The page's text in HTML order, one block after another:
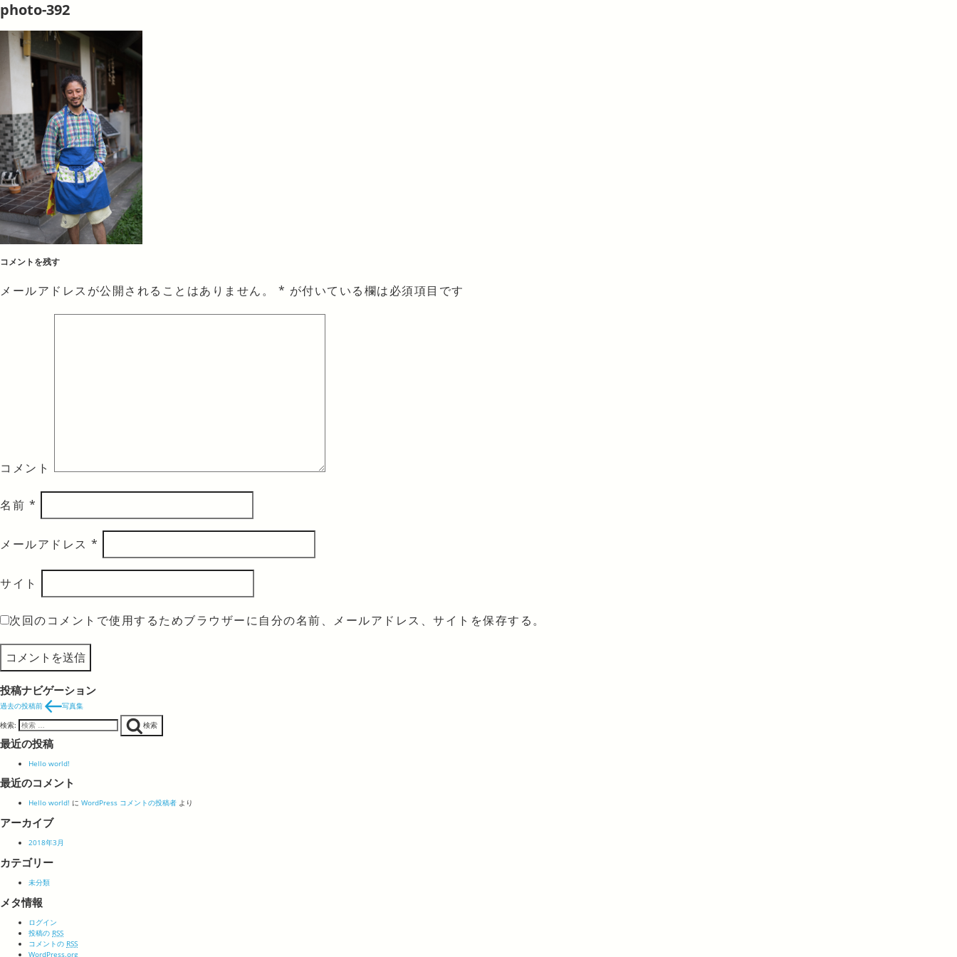
photo-392
コメントを残す
メールアドレスが公開されることはありません。 * が付いている欄は必須項目です
コメント
名前 *
メールアドレス *
サイト
次回のコメントで使用するためブラウザーに自分の名前、メールアドレス、サイトを保存する。
投稿ナビゲーション
過去の投稿前
写真集
検索:
検索
最近の投稿
Hello world!
最近のコメント
Hello world! に WordPress コメントの投稿者 より
アーカイブ
2018年3月
カテゴリー
未分類
メタ情報
ログイン
投稿の RSS
コメントの RSS
WordPress.org